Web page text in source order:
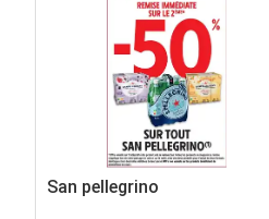
San pellegrino